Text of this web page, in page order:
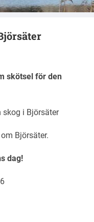
skötsel för den
skog i Björsäter
Björsäter.
dag!